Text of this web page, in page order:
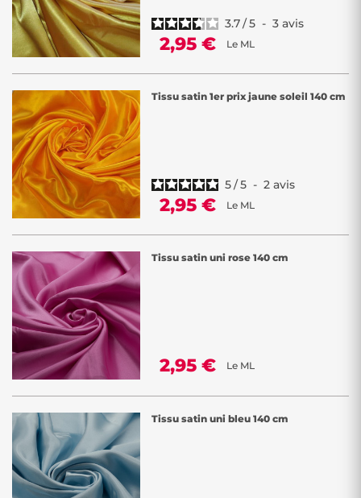
3.7/5 - 3 avis
2,95 € Le ML
Tissu satin 1er prix jaune soleil 140 cm
5/5 - 2 avis
2,95 € Le ML
Tissu satin uni rose 140 cm
2,95 € Le ML
Tissu satin uni bleu 140 cm